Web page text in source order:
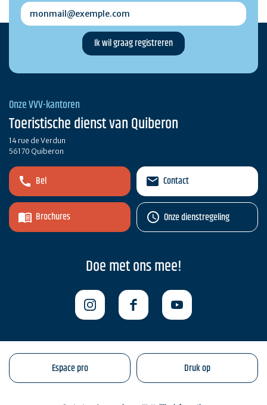
monmail@exemple.com
Onze VVV-kantoren
Toeristische dienst van Quiberon
14 rue de Verdun
56170 Quiberon
Bel
Brochures
Contact
Onze dienstregeling
Doe met ons mee!
Espace pro Druk op